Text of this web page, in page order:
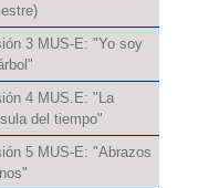
3 MUS-E: "Yo soy
4 MUS.E: "La
del tiempo"
5 MUS-E: "Abrazos